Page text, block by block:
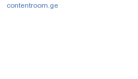
contentroom.ge